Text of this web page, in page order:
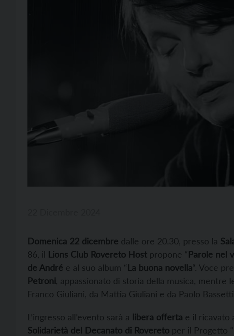
Domenica 22 dicembre dalle ore 20.30, presso la
86, il Lions Club Rovereto Hostpropone “Parole nel
de André e al suo album “La buona novella“. Voce
Petroni , appassionato di storia della musica,
Franco Giuliani, da Mattia Giuliani e da Paolo
L’ingresso all’evento sarà a libera offerta e il ricavato
Solidarietà del Decanato di Rovereto per il Progetto “